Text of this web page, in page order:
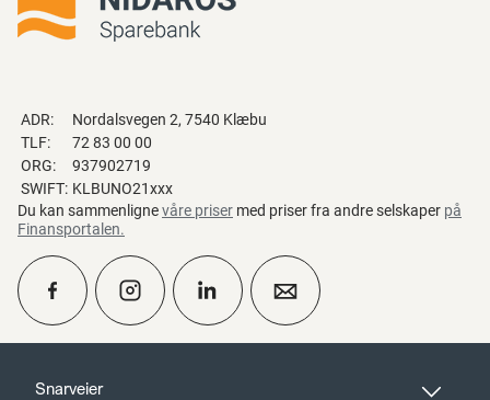
Snarveier
ADR:
Nordalsvegen 2, 7540 Klæbu
TLF:
72 83 00 00
ORG:
937902719
SWIFT: KLBUNO21xxx
Du kan sammenlignevåre priser med priser fra andre selskaper på
Finansportalen.